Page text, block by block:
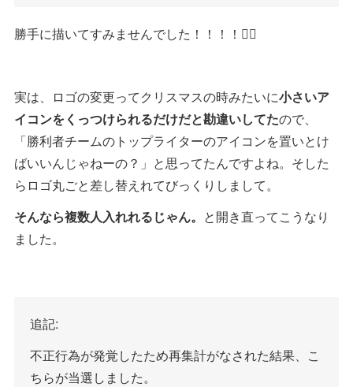
勝手に描いてすみませんでした！！！！🙇‍♀️
実は、ロゴの変更ってクリスマスの時みたいに小さいア
イコンをくっつけられるだけだと勘違いしてたので、
「勝利者チームのトップライターのアイコンを置いとけ
ばいいんじゃねーの？」と思ってたんですよね。そした
らロゴ丸ごと差し替えれてびっくりしまして。
そんなら複数人入れれるじゃん。 と開き直ってこうなり
ました。
追記:
不正行為が発覚したため再集計がなされた結果、こ
ちらが当選しました。